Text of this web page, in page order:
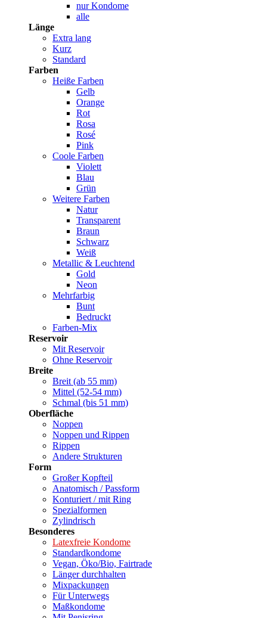
nur Kondome
alle
Länge
Extra lang
Kurz
Standard
Farben
Heiße Farben
Gelb
Orange
Rot
Rosa
Rosé
Pink
Coole Farben
Violett
Blau
Grün
Weitere Farben
Natur
Transparent
Braun
Schwarz
Weiß
Metallic & Leuchtend
Gold
Neon
Mehrfarbig
Bunt
Bedruckt
Farben-Mix
Reservoir
Mit Reservoir
Ohne Reservoir
Breite
Breit (ab 55 mm)
Mittel (52-54 mm)
Schmal (bis 51 mm)
Oberfläche
Noppen
Noppen und Rippen
Rippen
Andere Strukturen
Form
Großer Kopfteil
Anatomisch / Passform
Konturiert / mit Ring
Spezialformen
Zylindrisch
Besonderes
Latexfreie Kondome
Standardkondome
Vegan, Öko/Bio, Fairtrade
Länger durchhalten
Mixpackungen
Für Unterwegs
Maßkondome